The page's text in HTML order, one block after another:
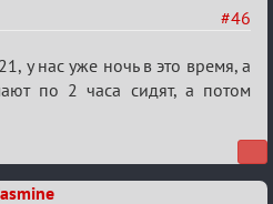
#46
у нас уже ночь в это время, а
по 2 часа сидят, а потом